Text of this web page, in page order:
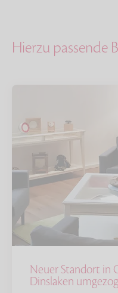
Hierzu passende
Neuer Standort in
Dinslaken